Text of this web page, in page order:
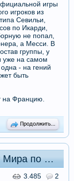
игры
игроков из
Севильи,
по Икарди,
не попал,
а Месси. В
группы, у
уже на самом
- на гений
быть
на Францию.
Продолжить...
C: превью и прогнозы
2
3.485